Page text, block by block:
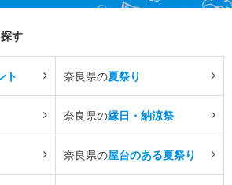
す
ト 奈良県の夏祭り
奈良県の縁日・納涼祭
奈良県の屋台のある夏祭り